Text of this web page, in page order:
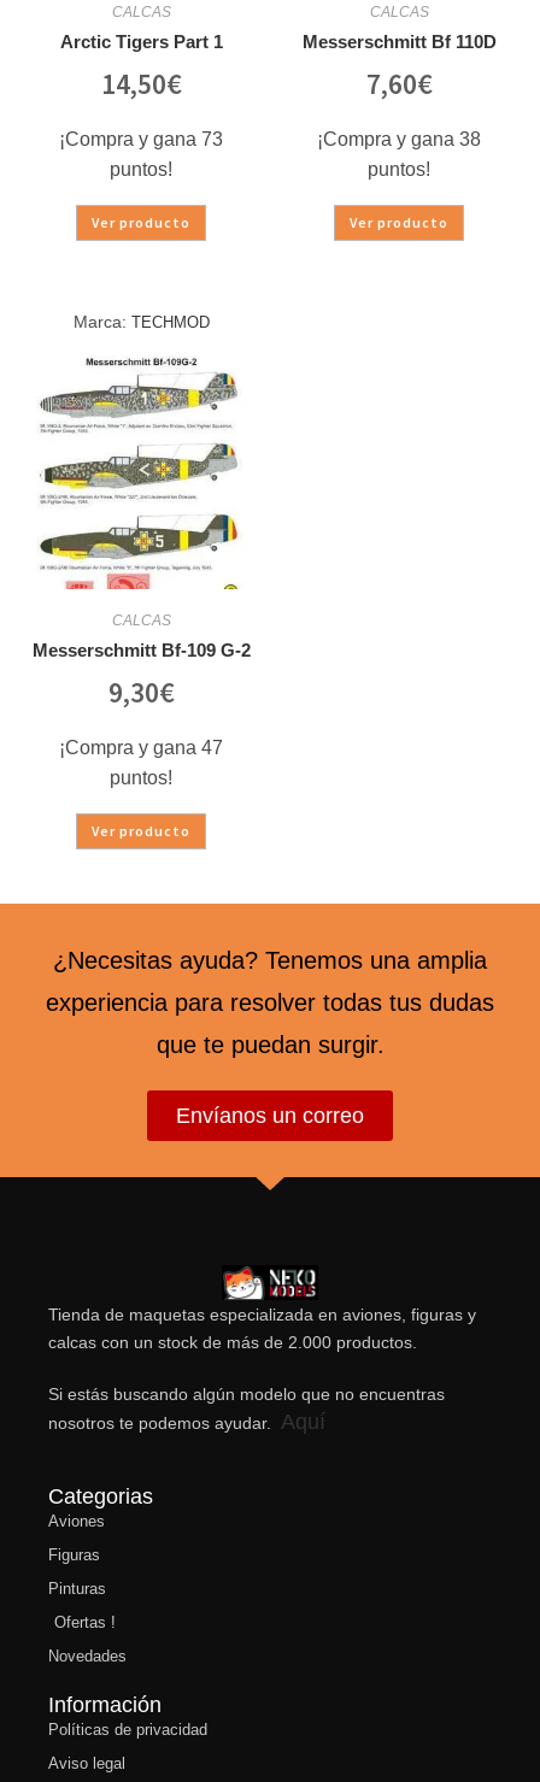
CALCAS
Arctic Tigers Part 1
14,50€
¡Compra y gana 73
puntos!
Ver producto
CALCAS
Messerschmitt Bf 110D
7,60€
¡Compra y gana 38
puntos!
Ver producto
Marca: TECHMOD
CALCAS
Messerschmitt Bf-109 G-2
9,30€
¡Compra y gana 47
puntos!
Ver producto
¿Necesitas ayuda? Tenemos una amplia
experiencia para resolver todas tus dudas
que te puedan surgir.
Envíanos un correo
Tienda de maquetas especializada en aviones, figuras y
calcas con un stock de más de 2.000 productos.
Si estás buscando algún modelo que no encuentras
nosotros te podemos ayudar.
Aquí
Categorias
Aviones
Figuras
Pinturas
Ofertas !
Novedades
Información
Políticas de privacidad
Aviso legal